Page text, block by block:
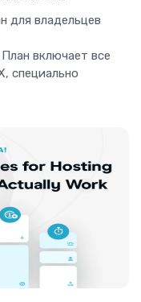
для владельцев
включает все
специально